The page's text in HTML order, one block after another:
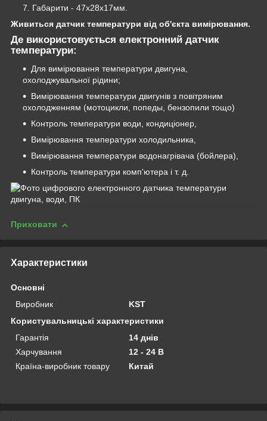
Габарити - 47х28х17мм.
Живиться датчик температури від об'єкта вимірювання.
Де використовується електронний датчик
температури:
Для вимірювання температури двигуна,
охолоджувальної рідини;
Вимірювання температури двигунів з повітряним
охолодженням (мотоцикли, попеды, бензопили тощо)
Контроль температури води, кондиціонер,
Вимірювання температури холодильника,
Вимірювання температури водонагрівача (бойлера),
Контроль температури комп'ютера і т. д.
Приховати
Характеристики
Основні
Виробник
KST
Користувальницькі характеристики
Гарантія
14 днів
Харчування
12 - 24 В
Країна-виробник товару
Китай